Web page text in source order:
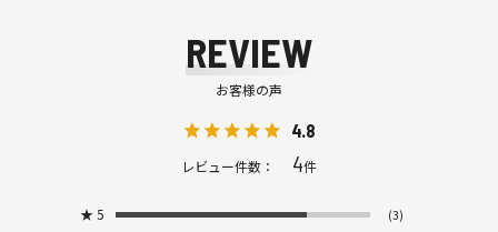
REVIEW
お客様の声
4.8
レビュー件数： 4件
★ 5 (3)